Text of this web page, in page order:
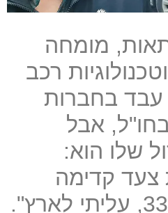
מומחה
רכב
עבד בחברות
אבל
שלו הוא:
קדימה
ולהתגייר ובגיל 33, עליתי לארץ".